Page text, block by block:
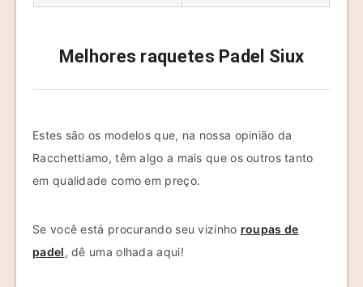
Melhores raquetes Padel Siux
Estes são os modelos que, na nossa opinião da
Racchettiamo, têm algo a mais que os outros tanto
em qualidade como em preço.
Se você está procurando seu vizinho roupas de
padel, dê uma olhada aqui!